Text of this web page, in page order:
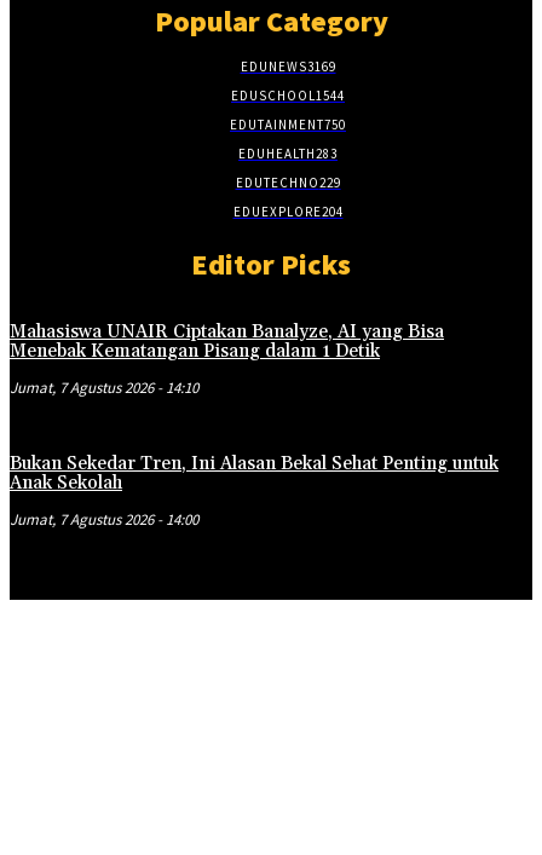
Popular Category
EDUNEWS3169
EDUSCHOOL1544
EDUTAINMENT750
EDUHEALTH283
EDUTECHNO229
EDUEXPLORE204
Editor Picks
Mahasiswa UNAIR Ciptakan Banalyze, AI yang Bisa
Menebak Kematangan Pisang dalam 1 Detik
Jumat, 7 Agustus 2026 - 14:10
Bukan Sekedar Tren, Ini Alasan Bekal Sehat Penting untuk
Anak Sekolah
Jumat, 7 Agustus 2026 - 14:00